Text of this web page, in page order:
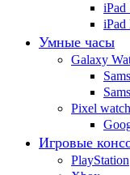
iPad
iPad
Умные часы
Galaxy
Pixel watch
Игровые
PlayStation